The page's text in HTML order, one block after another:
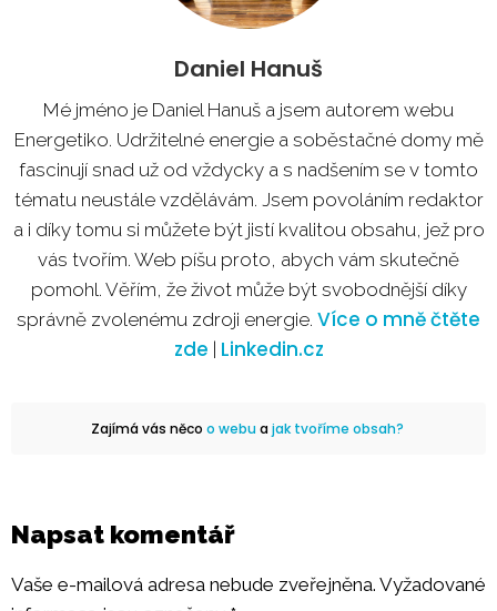
Daniel Hanuš
Mé jméno je Daniel Hanuš a jsem autorem webu
Energetiko. Udržitelné energie a soběstačné domy mě
fascinují snad už od vždycky a s nadšením se v tomto
tématu neustále vzdělávám. Jsem povoláním redaktor
a i díky tomu si můžete být jistí kvalitou obsahu, jež pro
vás tvořím. Web píšu proto, abych vám skutečně
pomohl. Věřím, že život může být svobodnější díky
správně zvolenému zdroji energie. Více o mně čtěte
zde Linkedin.cz
Zajímá vás něco o webuajak tvoříme obsah?
Napsat komentář
Vaše e-mailová adresa nebude zveřejněna. Vyžadované